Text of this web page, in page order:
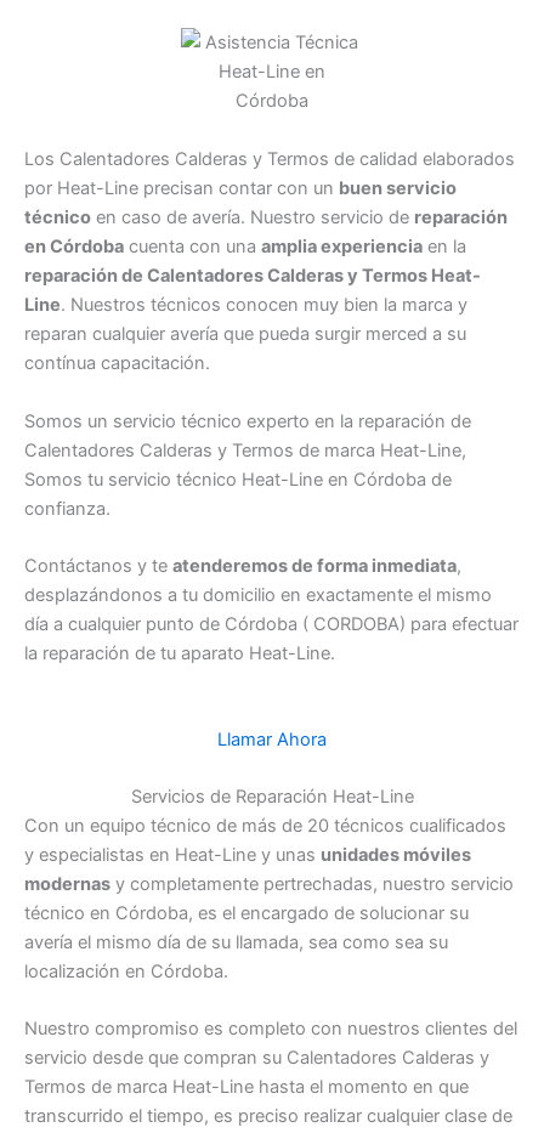
Los Calentadores Calderas y Termos de calidad elaborados
por Heat-Line precisan contar con un buen servicio
técnico en caso de avería. Nuestro servicio de reparación
en Córdoba cuenta con una amplia experiencia en la
reparación de Calentadores Calderas y Termos Heat-
Line. Nuestros técnicos conocen muy bien la marca y
reparan cualquier avería que pueda surgir merced a su
contínua capacitación.
Somos un servicio técnico experto en la reparación de
Calentadores Calderas y Termos de marca Heat-Line,
Somos tu servicio técnico Heat-Line en Córdoba de
confianza.
Contáctanos y te atenderemos de forma inmediata,
desplazándonos a tu domicilio en exactamente el mismo
día a cualquier punto de Córdoba ( CORDOBA) para efectuar
la reparación de tu aparato Heat-Line.
Llamar Ahora
Servicios de Reparación Heat-Line
Con un equipo técnico de más de 20 técnicos cualificados
y especialistas en Heat-Line y unas unidades móviles
modernas y completamente pertrechadas, nuestro servicio
técnico en Córdoba, es el encargado de solucionar su
avería el mismo día de su llamada, sea como sea su
localización en Córdoba.
Nuestro compromiso es completo con nuestros clientes del
servicio desde que compran su Calentadores Calderas y
Termos de marca Heat-Line hasta el momento en que
transcurrido el tiempo, es preciso realizar cualquier clase de